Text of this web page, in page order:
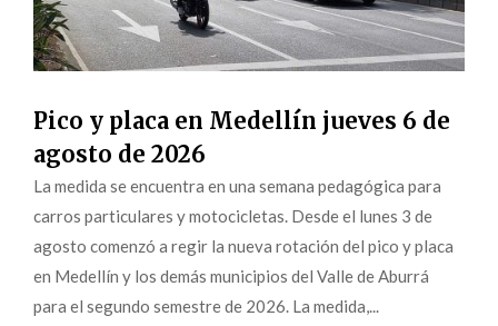
Pico y placa en Medellín jueves 6 de
agosto de 2026
La medida se encuentra en una semana pedagógica para
carros particulares y motocicletas. Desde el lunes 3 de
agosto comenzó a regir la nueva rotación del pico y placa
en Medellín y los demás municipios del Valle de Aburrá
para el segundo semestre de 2026. La medida,...